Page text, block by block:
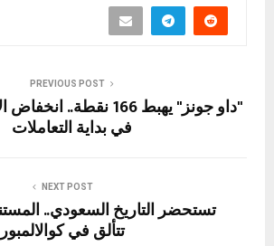
PREVIOUS POST
"داو جونز" يهبط 166
في بداية التعاملات
NEXT POST
تستحضر التاريخ السعودي..
تتألق في كوالالمبور